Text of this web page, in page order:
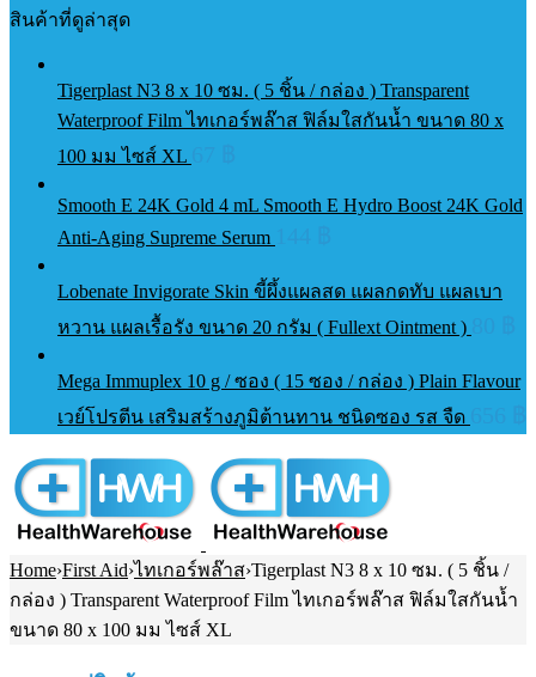
สินค้าที่ดูล่าสุด
Tigerplast N3 8 x 10 ซม. ( 5 ชิ้น / กล่อง ) Transparent
Waterproof Film ไทเกอร์พล๊าส ฟิล์มใสกันน้ำ ขนาด 80 x
100 มม ไซส์ XL
Smooth E 24K Gold 4 mL Smooth E Hydro Boost 24K Gold
Anti-Aging Supreme Serum
Lobenate Invigorate Skin ขี้ผึ้งแผลสด แผลกดทับ แผลเบา
หวาน แผลเรื้อรัง ขนาด 20 กรัม ( Fullext Ointment )
Mega Immuplex 10 g / ซอง ( 15 ซอง / กล่อง ) Plain Flavour
เวย์โปรตีน เสริมสร้างภูมิต้านทาน ชนิดซอง รส จืด
Home›First Aid›ไทเกอร์พล๊าส›Tigerplast N3 8 x 10 ซม. ( 5 ชิ้น /
กล่อง ) Transparent Waterproof Film ไทเกอร์พล๊าส ฟิล์มใสกันน้ำ
ขนาด 80 x 100 มม ไซส์ XL